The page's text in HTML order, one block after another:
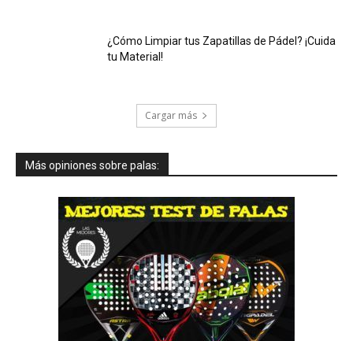
¿Cómo Limpiar tus Zapatillas de Pádel? ¡Cuida
tu Material!
Cargar más
Más opiniones sobre palas: